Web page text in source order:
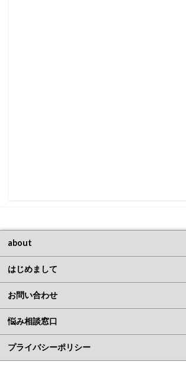
about
はじめまして
お問い合わせ
悩み相談窓口
プライバシーポリシー